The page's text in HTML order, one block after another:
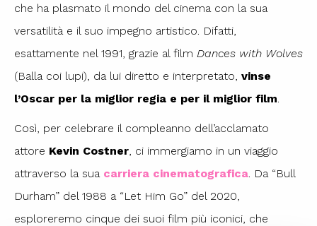
che ha plasmato il mondo del cinema con la sua
versatilità e il suo impegno artistico. Difatti,
esattamente nel 1991, grazie al film Dances with Wolves
(Balla coi lupi), da lui diretto e interpretato, vinse
l’Oscar per la miglior regia e per il miglior film
Così, per celebrare il compleanno dell’acclamato
attore Kevin Costner , ci immergiamo in un viaggio
attraverso la sua carriera cinematografica . Da “Bull
Durham” del 1988 a “Let Him Go” del 2020,
esploreremo cinque dei suoi film più iconici, che